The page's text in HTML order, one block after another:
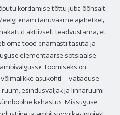
kordamise tõttu juba õõnsalt
enam tänuväärne ajahetkel,
aktiivselt teadvustama, et
oma tööd enamasti tasuta ja
elementaarse sotsiaalse
toomiseks on
asukohti – Vabaduse
esindusväljak ja linnaruumi
kehastus. Missuguse